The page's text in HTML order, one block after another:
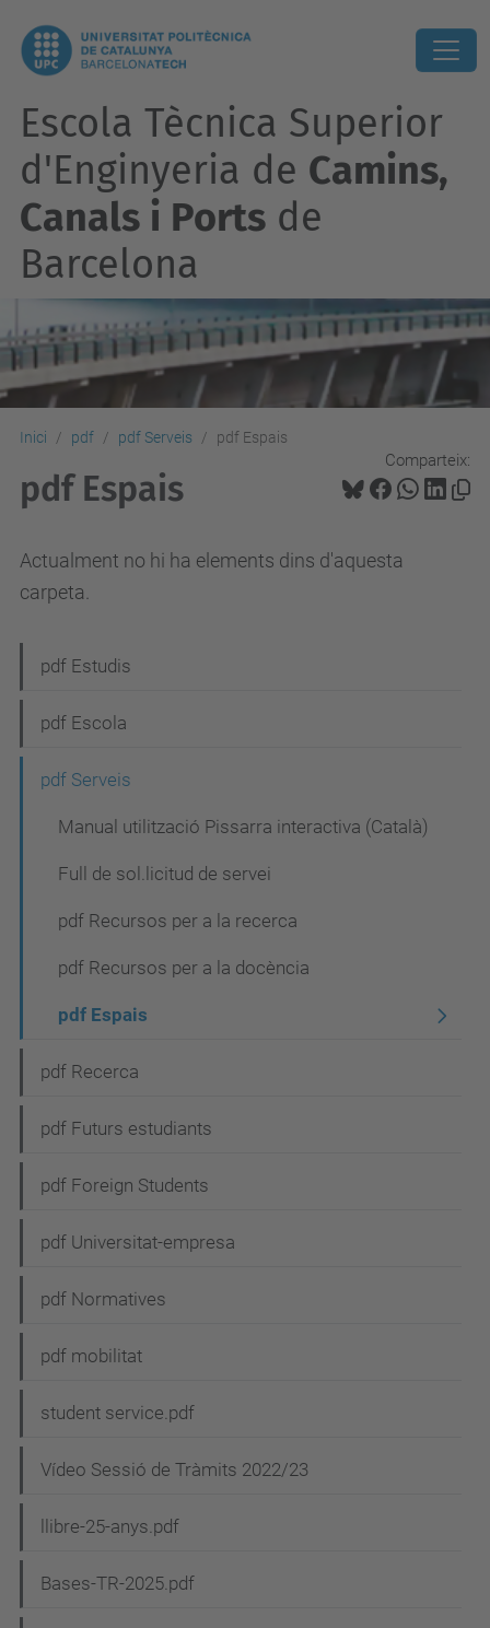
Escola Tècnica Superior
d'Enginyeria de Camins,
Canals i Ports de
Barcelona
Inici pdf pdf Serveis pdf Espais
Comparteix:
pdf Espais
Actualment no hi ha elements dins d'aquesta
carpeta.
a
v
pdf Estudis
pdf Escola
pdf Serveis
Manual utilització Pissarra interactiva (Català)
Full de sol.licitud de servei
pdf Recursos per a la recerca
pdf Recursos per a la docència
pdf Espais
pdf Recerca
pdf Futurs estudiants
pdf Foreign Students
pdf Universitat-empresa
pdf Normatives
pdf mobilitat
student service.pdf
Vídeo Sessió de Tràmits 2022/23
llibre-25-anys.pdf
Bases-TR-2025.pdf